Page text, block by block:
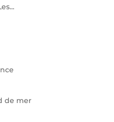
de mer